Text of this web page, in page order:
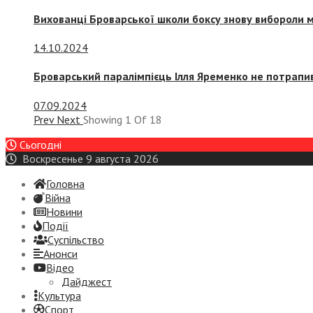
Вихованці Броварської школи боксу знову вибороли
14.10.2024
Броварський паралімпієць Ілля Яременко не
07.09.2024
Prev Next Showing 1 Of 18
Сьогодні
Воскресенье 9 августа 2026
Головна
Війна
Новини
Події
Суспiльство
Анонси
Відео
Дайджест
Культура
Спорт